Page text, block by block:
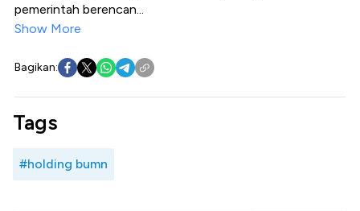
pemerintah berencan...
Show More
Bagikan:
Tags
#holding bumn